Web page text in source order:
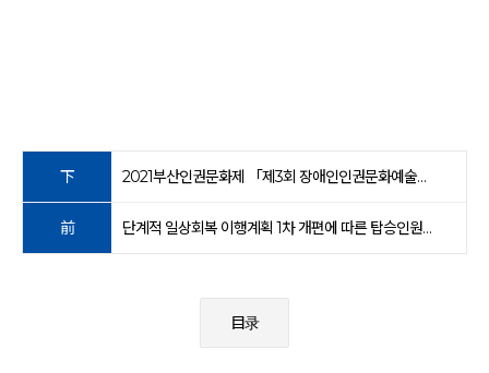
下 2021부산인권문화제 「제3회 장애인인권문화예술제」 안내
前 단계적 일상회복 이행계획 1차 개편에 따른 탑승인원 기준 안내(11/1~12/17)
目录